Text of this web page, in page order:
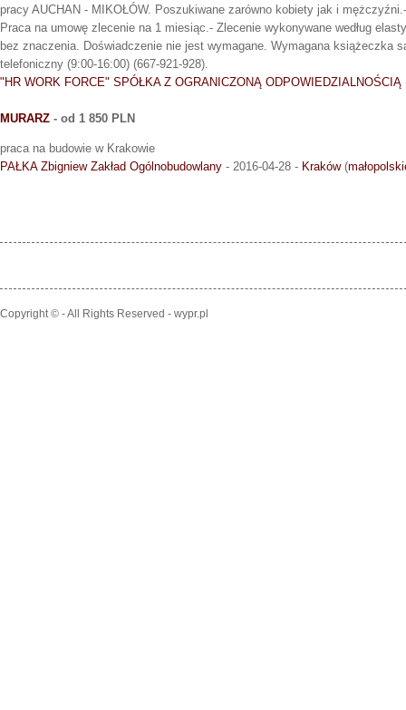
pracy AUCHAN - MIKOŁÓW. Poszukiwane zarówno kobiety jak i
Praca na umowę zlecenie na 1 miesiąc.- Zlecenie wykonywane według
bez znaczenia. Doświadczenie nie jest wymagane. Wymagana książeczka
telefoniczny (9:00-16:00) (667-921-928).
"HR WORK FORCE" SPÓŁKA Z OGRANICZONĄ ODPOWIEDZIALNOŚCIĄ
MURARZ - od 1 850 PLN
praca na budowie w Krakowie
PAŁKA Zbigniew Zakład Ogólnobudowlany - 2016-04-28 - Kraków(
Copyright © - All Rights Reserved - wypr.pl